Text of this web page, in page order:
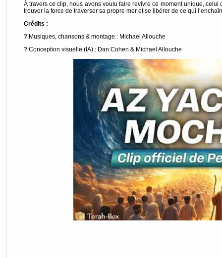
À travers ce clip, nous avons voulu faire revivre ce moment unique,
trouver la force de traverser sa propre mer et se libérer de ce qui
Crédits :
? Musiques, chansons & montage : Michael Allouche
? Conception visuelle (IA) : Dan Cohen & Michael Allouche